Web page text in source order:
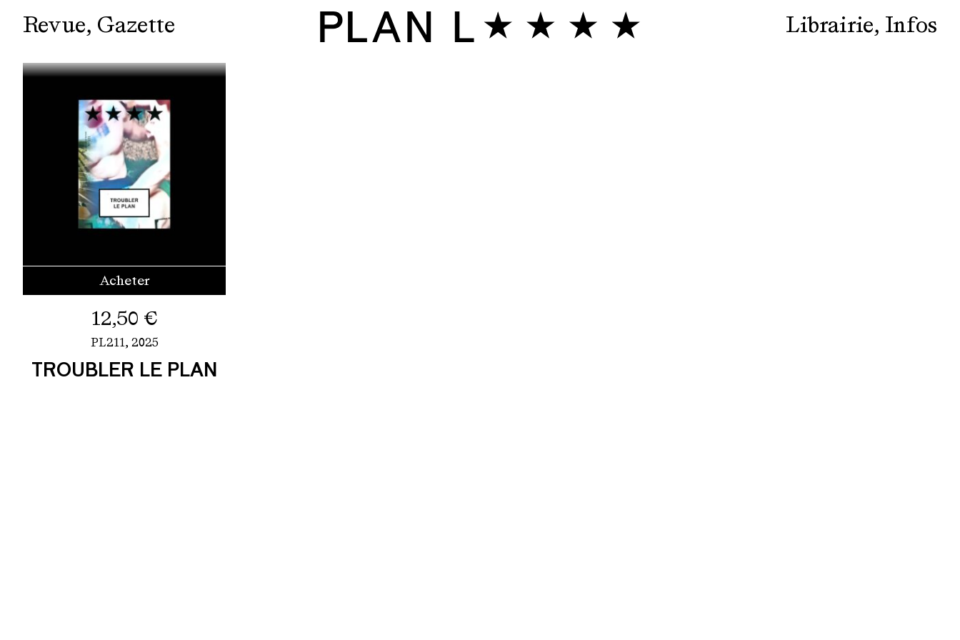
Revue Gazette Librairie Infos
Acheter
12,50 €
PL211, 2025
TROUBLER LE PLAN